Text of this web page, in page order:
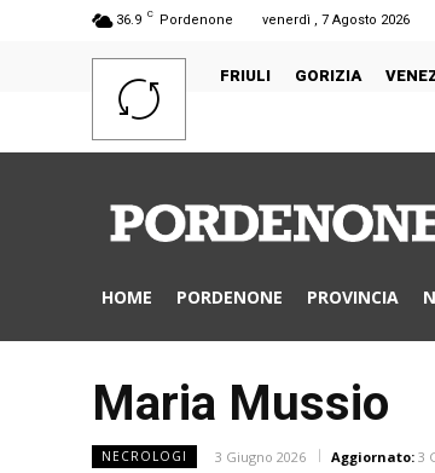
36.9 C Pordenone venerdì , 7 Agosto 2026
FRIULI GORIZIA
HOME PORDENONE PROVINCIA
Maria Mussio
NECROLOGI 3 Giugno 2026 Aggiornato: 3